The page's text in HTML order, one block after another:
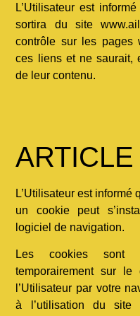
L’Utilisateur est
sortira du site
contrôle sur les pages
ces liens et ne saurait,
de leur contenu.
L’Utilisateur est
un cookie peut
logiciel de navigation.
Les cookies sont
temporairement sur
l’Utilisateur par votre
à l’utilisation du site